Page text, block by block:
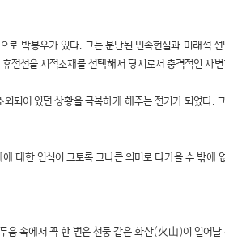
박봉우가 있다. 그는 분단된 민족현실과 미래적
전선을 시적소재를 선택해서 당시로서 충격적인 사
되어 있던 상황을 극복하게 해주는 전기가 되었다.
대한 인식이 그토록 크나큰 의미로 다가올 수 밖에
움 속에서 꼭 한 번은 천둥 같은 화산(火山)이 일어